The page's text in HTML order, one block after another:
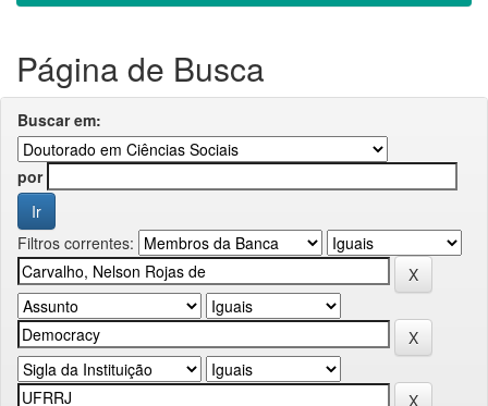
Página de Busca
Buscar em:
por
Filtros correntes: